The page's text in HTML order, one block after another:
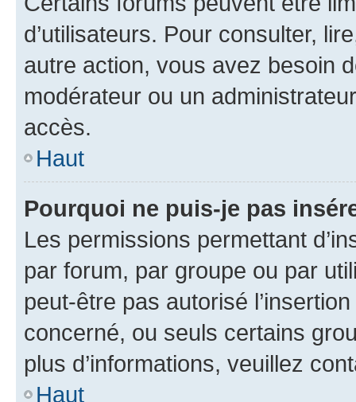
d’utilisateurs. Pour consulter,
autre action, vous avez besoin
modérateur ou un
accès.
Haut
Pourquoi ne puis-je pas
Les permissions permettant
par forum, par groupe ou par
peut-être pas autorisé
concerné, ou seuls certains
plus d’informations, veuillez
Haut